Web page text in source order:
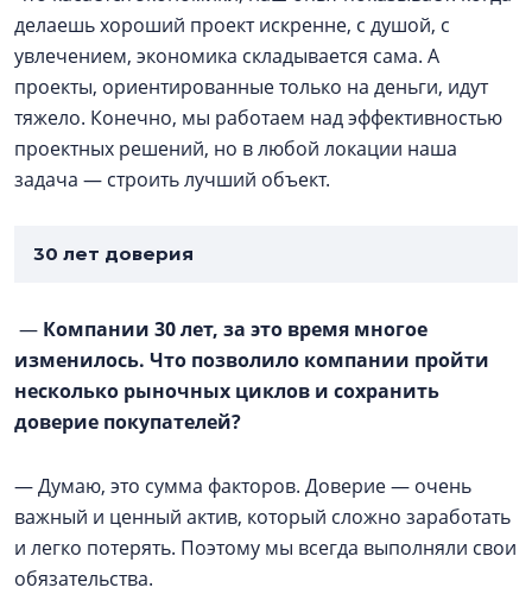
делаешь хороший проект искренне, с душой, с
увлечением, экономика складывается сама. А
проекты, ориентированные только на деньги, идут
тяжело. Конечно, мы работаем над эффективностью
проектных решений, но в любой локации наша
задача — строить лучший объект.
30 лет доверия
— Компании 30 лет, за это время многое
изменилось. Что позволило компании пройти
несколько рыночных циклов и сохранить
доверие покупателей?
— Думаю, это сумма факторов. Доверие — очень
важный и ценный актив, который сложно заработать
и легко потерять. Поэтому мы всегда выполняли свои
обязательства.